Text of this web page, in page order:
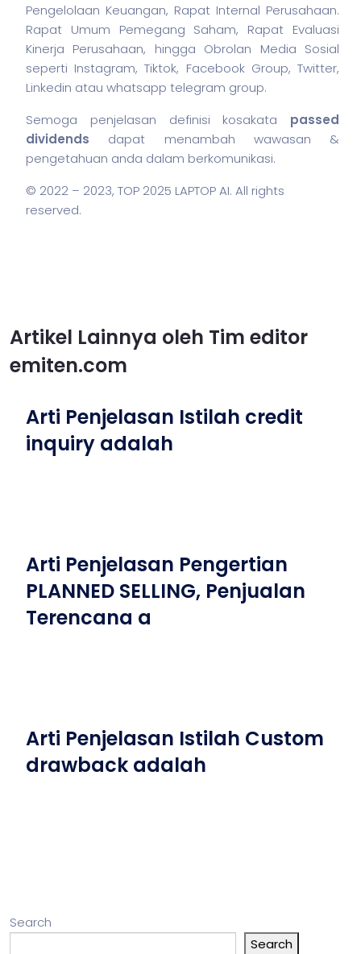
Pengelolaan Keuangan, Rapat Internal Perusahaan.
Rapat Umum Pemegang Saham, Rapat Evaluasi
Kinerja Perusahaan, hingga Obrolan Media Sosial
seperti Instagram, Tiktok, Facebook Group, Twitter,
Linkedin atau whatsapp telegram group.
Semoga penjelasan definisi kosakata passed
dividends dapat menambah wawasan &
pengetahuan anda dalam berkomunikasi.
© 2022 – 2023, TOP 2025 LAPTOP AI. All rights
reserved.
Artikel Lainnya oleh Tim editor
emiten.com
Arti Penjelasan Istilah credit
inquiry adalah
Arti Penjelasan Pengertian
PLANNED SELLING, Penjualan
Terencana a
Arti Penjelasan Istilah Custom
drawback adalah
Search
Search